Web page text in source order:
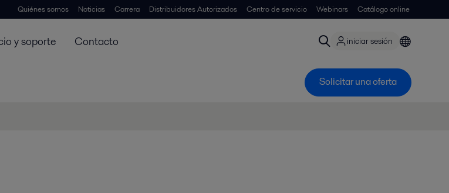
Quiénes somos Noticias Carrera Distribuidores Autorizados Centro de servicio Webinars Catálogo online
y soporte Contacto iniciar sesión
Solicitar una oferta